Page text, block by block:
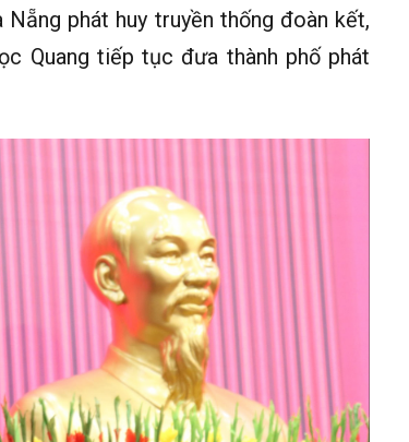
phát huy truyền thống đoàn kết,
Quang tiếp tục đưa thành phố phát